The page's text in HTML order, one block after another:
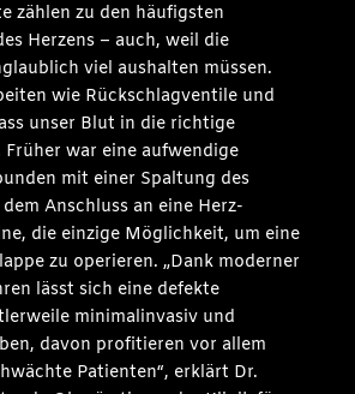
zählen zu den häufigsten
Herzens – auch, weil die
viel aushalten müssen.
wie Rückschlagventile und
unser Blut in die richtige
war eine aufwendige
mit einer Spaltung des
Anschluss an eine Herz-
die einzige Möglichkeit, um eine
zu operieren. „Dank moderner
lässt sich eine defekte
minimalinvasiv und
davon profitieren vor allem
Patienten“, erklärt Dr.